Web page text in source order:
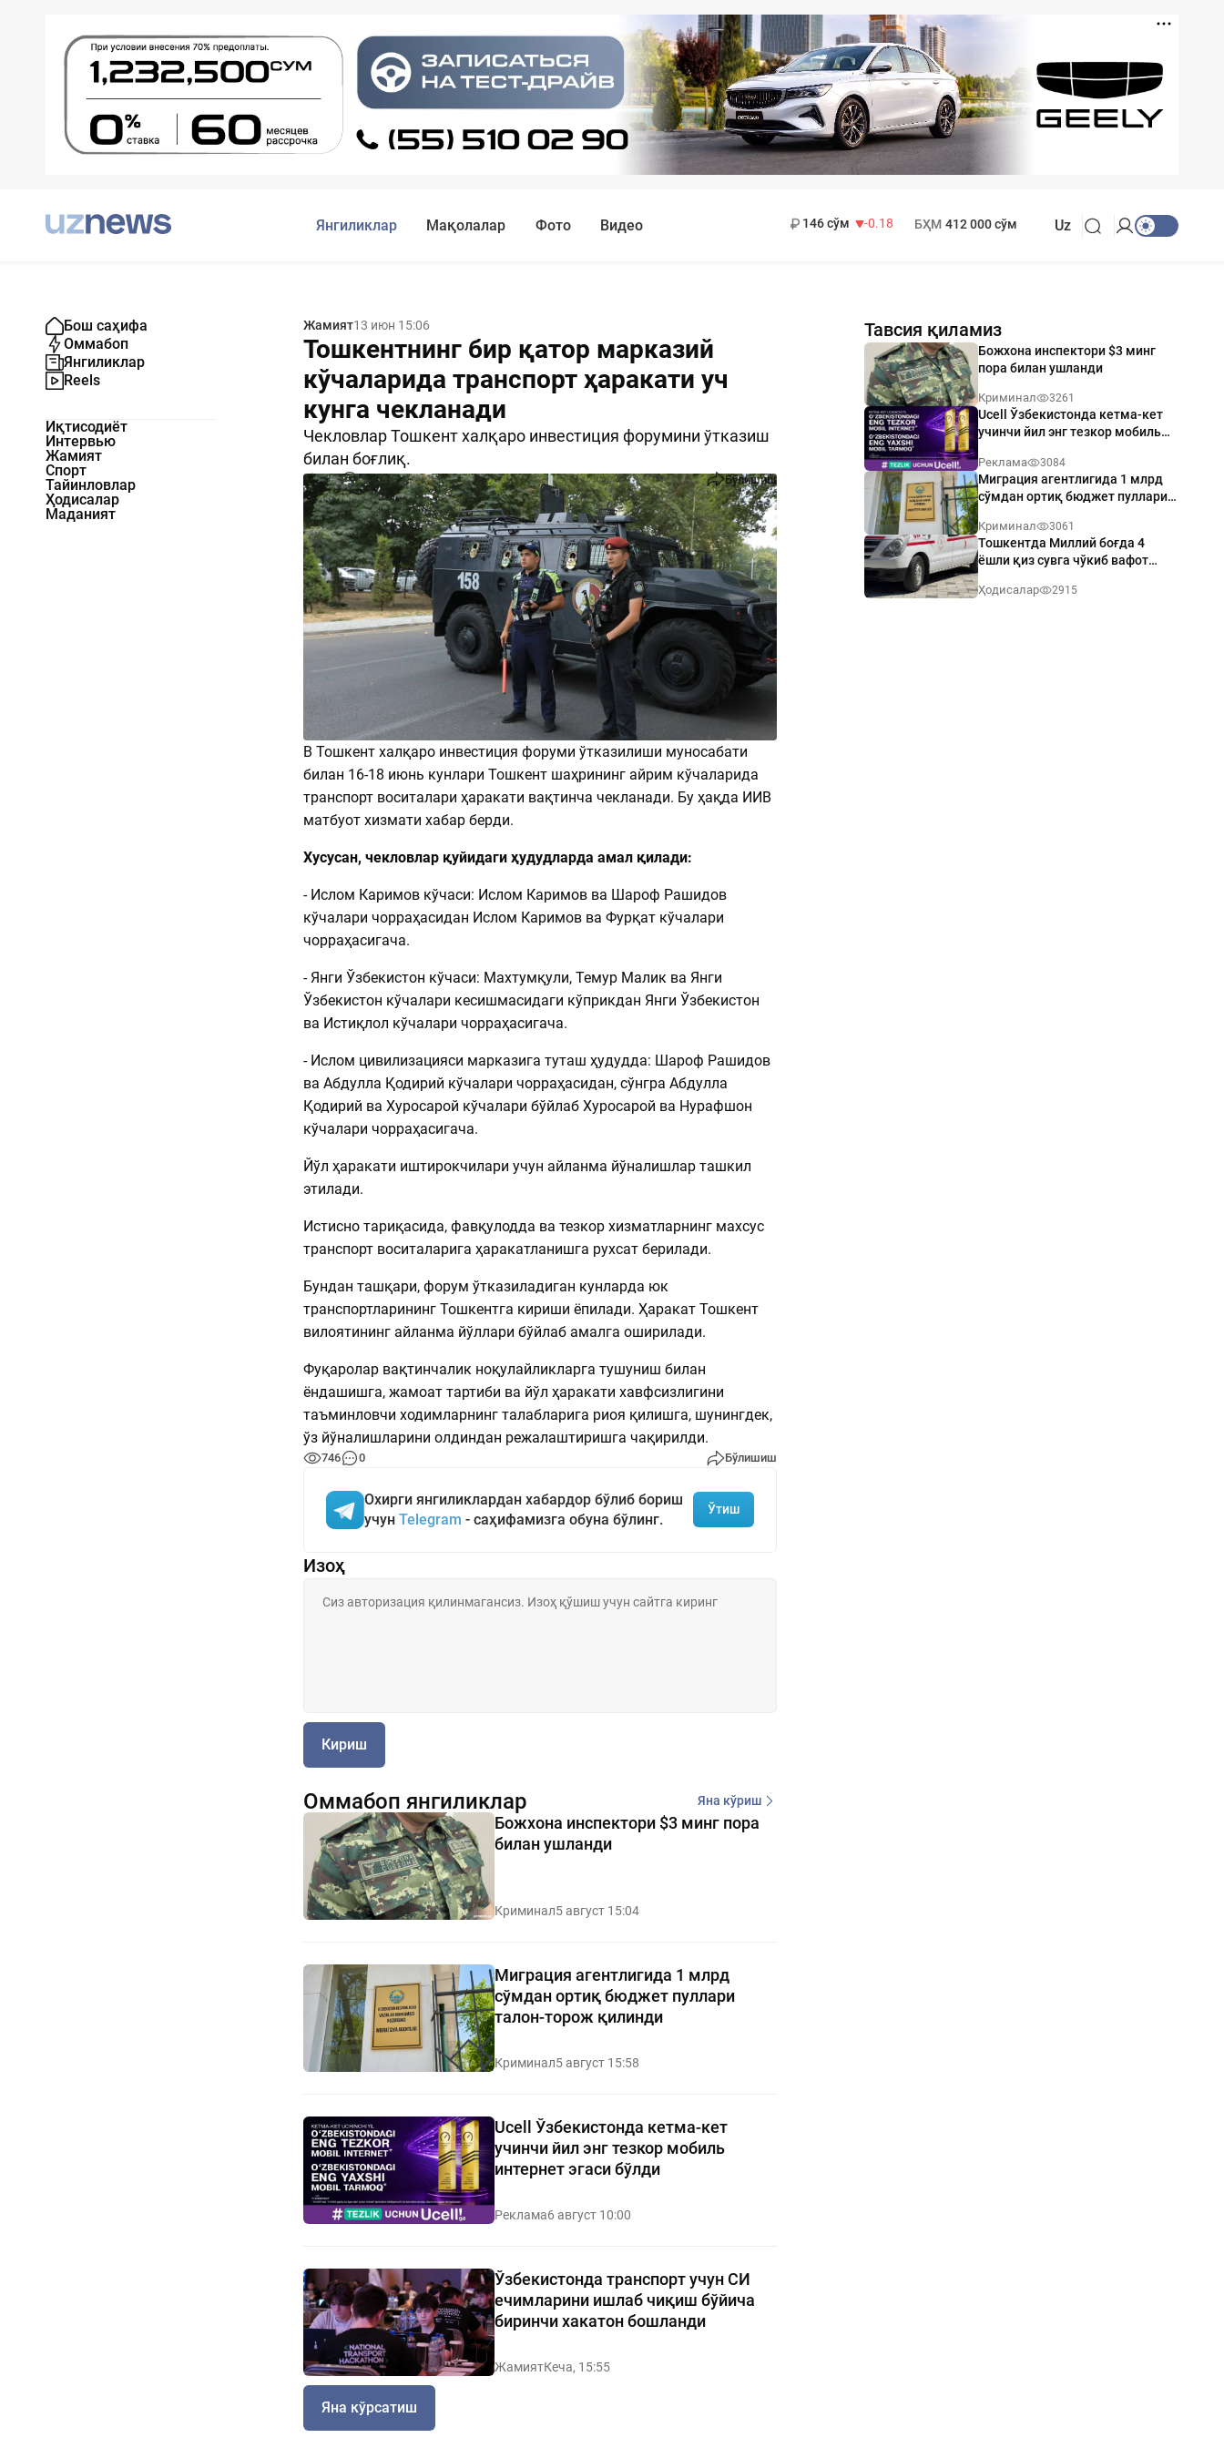
Янгиликлар Мақолалар Фото Видео
146 сўм
-0.18
БҲМ 412 000 сўм Uz
Бош саҳифа
Оммабоп
Янгиликлар
Reels
Иқтисодиёт
Интервью
Жамият
Спорт
Тайинловлар
Ҳодисалар
Маданият
Жамият13 июн 15:06
Тошкентнинг бир қатор марказий
кўчаларида транспорт ҳаракати уч
кунга чекланади
Чекловлар Тошкент халқаро инвестиция форумини ўтказиш
билан боғлиқ.
746 0 Бўлишиш
В Тошкент халқаро инвестиция форуми ўтказилиши муносабати
билан 16-18 июнь кунлари Тошкент шаҳрининг айрим кўчаларида
транспорт воситалари ҳаракати вақтинча чекланади. Бу ҳақда ИИВ
матбуот хизмати хабар берди.
Хусусан, чекловлар қуйидаги ҳудудларда амал қилади:
- Ислом Каримов кўчаси: Ислом Каримов ва Шароф Рашидов
кўчалари чорраҳасидан Ислом Каримов ва Фурқат кўчалари
чорраҳасигача.
- Янги Ўзбекистон кўчаси: Махтумқули, Темур Малик ва Янги
Ўзбекистон кўчалари кесишмасидаги кўприкдан Янги Ўзбекистон
ва Истиқлол кўчалари чорраҳасигача.
- Ислом цивилизацияси марказига туташ ҳудудда: Шароф Рашидов
ва Абдулла Қодирий кўчалари чорраҳасидан, сўнгра Абдулла
Қодирий ва Хуросарой кўчалари бўйлаб Хуросарой ва Нурафшон
кўчалари чорраҳасигача.
Йўл ҳаракати иштирокчилари учун айланма йўналишлар ташкил
этилади.
Истисно тариқасида, фавқулодда ва тезкор хизматларнинг махсус
транспорт воситаларига ҳаракатланишга рухсат берилади.
Бундан ташқари, форум ўтказиладиган кунларда юк
транспортларининг Тошкентга кириши ёпилади. Ҳаракат Тошкент
вилоятининг айланма йўллари бўйлаб амалга оширилади.
Фуқаролар вақтинчалик ноқулайликларга тушуниш билан
ёндашишга, жамоат тартиби ва йўл ҳаракати хавфсизлигини
таъминловчи ходимларнинг талабларига риоя қилишга, шунингдек,
ўз йўналишларини олдиндан режалаштиришга чақирилди.
746 0 Бўлишиш
Охирги янгиликлардан хабардор бўлиб бориш
учун Telegram - саҳифамизга обуна бўлинг.
Ўтиш
Изоҳ
Кириш
Тавсия қиламиз
Божхона инспектори $3 минг
пора билан ушланди
Криминал 3261
Ucell Ўзбекистонда кетма-кет
учинчи йил энг тезкор мобиль
Реклама 3084
Миграция агентлигида 1 млрд
сўмдан ортиқ бюджет пуллари
Криминал 3061
Тошкентда Миллий боғда 4
ёшли қиз сувга чўкиб вафот
Ҳодисалар 2915
Оммабоп янгиликлар Яна кўриш
Божхона инспектори $3 минг пора
билан ушланди
Криминал5 август 15:04
Миграция агентлигида 1 млрд
сўмдан ортиқ бюджет пуллари
талон-торож қилинди
Криминал5 август 15:58
Ucell Ўзбекистонда кетма-кет
учинчи йил энг тезкор мобиль
интернет эгаси бўлди
Реклама6 август 10:00
Ўзбекистонда транспорт учун СИ
ечимларини ишлаб чиқиш бўйича
биринчи хакатон бошланди
ЖамиятКеча, 15:55
Яна кўрсатиш